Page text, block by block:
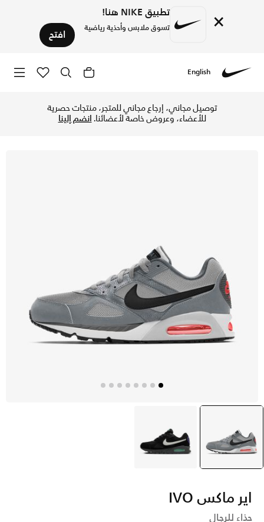
× تطبيق NIKE هنا!
تسوق ملابس وأحذية رياضية افتح
English
توصيل مجاني، إرجاع مجاني للمتجر، منتجات حصرية
للأعضاء، وعروض خاصة لأعضائنا.انضم إلينا
selected
رمادي أسود
اير ماكس IVO
حذاء للرجال